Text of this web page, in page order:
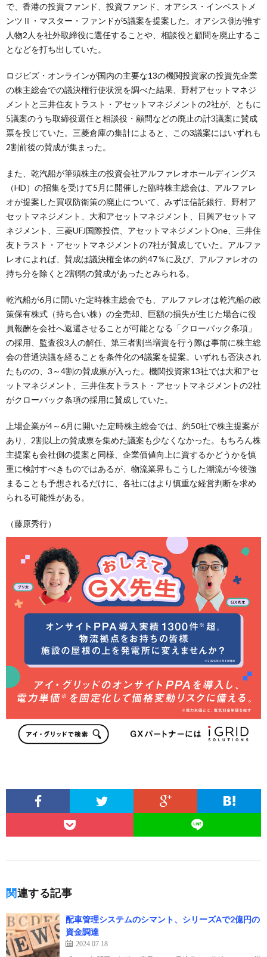
で、香港の投資ファンド、投資ファンド、オアシス・インベストメ
ンツⅡ・マスター・ファンドが5議案を提案した。オアシス側が推す
人物2人を社外取締役に選任することや、相談役と顧問を廃止するこ
となどを打ち出していた。
ロジビズ・オンラインが国内の主要な13の機関投資家の投資先企業
の株主総会での議決権行使状況を調べた結果、野村アセットマネジ
メントと三井住友トラスト・アセットマネジメントの2社が、ともに
5議案のうち取締役選任と相談役・顧問などの廃止の計3議案に賛成
票を投じていた。三菱倉庫の集計によると、この3議案にはいずれも
2割前後の賛成が集まった。
また、乾汽船が筆頭株主の投資会社アルファレオホールディングス
（HD）の招集を受けて5月に開催した臨時株主総会は、アルファレ
オが提案した買収防衛策の廃止について、みずほ信託銀行、野村ア
セットマネジメント、大和アセットマネジメント、日興アセットマ
ネジメント、三菱UFJ国際投信、アセットマネジメントOne、三井住
友トラスト・アセットマネジメントの7社が賛成していた。アルファ
レオによれば、賛成は議決権全体の約47％に及び、アルファレオの
持ち分を除くと2割弱の賛成があったとみられる。
乾汽船が6月に開いた定時株主総会でも、アルファレオは乾汽船の政
策保有株式（持ち合い株）の全売却、巨額の損失が生じた場合に役
員報酬を会社へ返還させることが可能となる「クローバック条項」
の採用、監査役3人の解任、第三者割当増資を行う際は事前に株主総
会の普通決議を経ることを条件化の4議案を提案。いずれも否決され
たものの、3～4割の賛成票が入った。機関投資家13社では大和アセ
ットマネジメント、三井住友トラスト・アセットマネジメントの2社
がクローバック条項の採用に賛成していた。
上場企業が4～6月に開いた定時株主総会では、約50社で株主提案が
あり、2割以上の賛成票を集めた議案も少なくなかった。もちろん株
主提案も会社側の提案と同様、企業価値向上に資するかどうかを慎
重に検討すべきものではあるが、物流業界もこうした潮流が今後強
まることも予想されるだけに、各社にはより慎重な経営判断を求め
られる可能性がある。
（藤原秀行）
関連する記事
配車管理システムのシマント、シリーズAで2億円の
資金調達
2024.07.18